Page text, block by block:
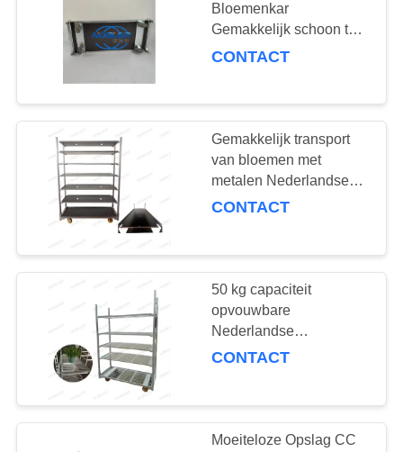
COMPANY
NEWS
SITEMAP
PRIVACYBELEID
De Container van
CC
Serrekarren
16
Bloemenkar
Gemakkelijk schoon te
maken en handig voor
CONTACT
Gemakkelijk transport
van bloemen met
metalen Nederlandse
bloemenwagen en Pp-
CONTACT
50 kg capaciteit
opvouwbare
Nederlandse
bloemenwagen voor
CONTACT
Moeiteloze Opslag CC